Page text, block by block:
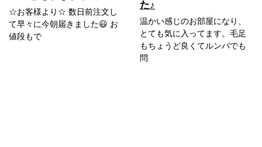
☆お客様より☆ 数日前注文し
て早々に今朝届きました😃 お
値段もで
た♪
温かい感じのお部屋になり、
とても気に入ってます。毛足
もちょうど良くてルンバでも
問